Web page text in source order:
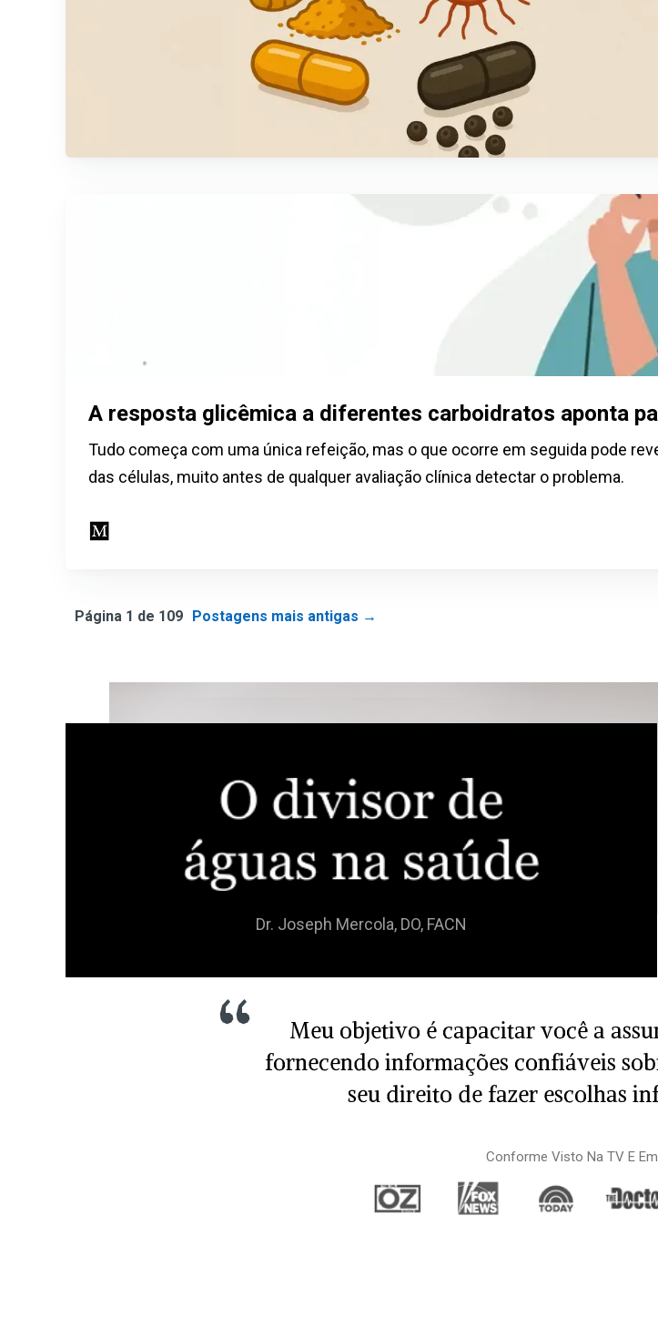
A resposta glicêmica a diferentes carboidratos aponta
Tudo começa com uma única refeição, mas o que ocorre em seguida pode
das células, muito antes de qualquer avaliação clínica detectar o problema.
Página 1 de 109 Postagens mais antigas →
Dr. Joseph Mercola, DO, FACN
Meu objetivo é capacitar você a
fornecendo informações confiáveis
seu direito de fazer escolhas
Conforme Visto Na TV E
Receba acesso ilimitado às melhores
sem censura ou vigilância
Inscreva-se
Confira nossa política de